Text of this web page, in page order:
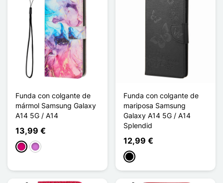
Funda con colgante de
mármol Samsung Galaxy
A14 5G / A14
13,99 €
Magenta
Malva
Funda con colgante de
mariposa Samsung
Galaxy A14 5G / A14
Splendid
12,99 €
Negro